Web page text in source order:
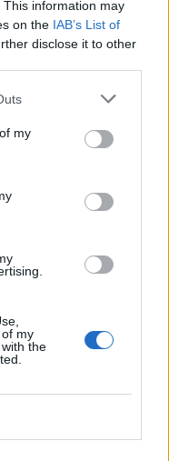
This information may
on the IAB’s List of
disclose it to other
my
my
the
да се изиграе и
като са завършени